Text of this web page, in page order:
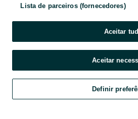
Explorar Favoritos Vender
Lista de parceiros (fornecedores)
Aceitar
Aceitar
Definir